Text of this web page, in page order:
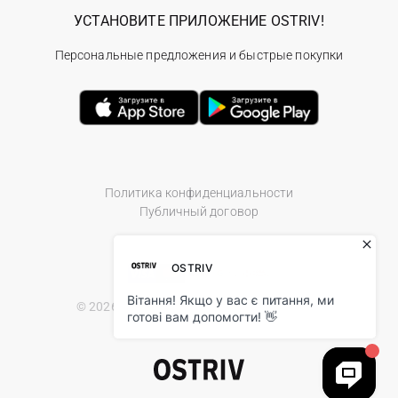
Политика конфиденциальности
Публичный договор
© 2026 Ostriv.ua Store. All Rights Reserved.
УСТАНОВИТЕ ПРИЛОЖЕНИЕ OSTRIV!
Персональные предложения и быстрые покупки